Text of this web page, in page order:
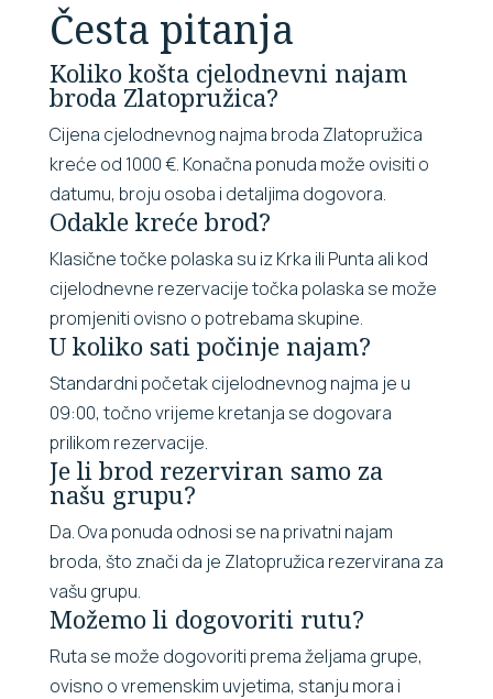
Česta pitanja
Koliko košta cjelodnevni najam
broda Zlatopružica?
Cijena cjelodnevnog najma broda Zlatopružica
kreće od 1000 €. Konačna ponuda može ovisiti o
datumu, broju osoba i detaljima dogovora.
Odakle kreće brod?
Klasične točke polaska su iz Krka ili Punta ali kod
cijelodnevne rezervacije točka polaska se može
promjeniti ovisno o potrebama skupine.
U koliko sati počinje najam?
Standardni početak cijelodnevnog najma je u
09:00, točno vrijeme kretanja se dogovara
prilikom rezervacije.
Je li brod rezerviran samo za
našu grupu?
Da. Ova ponuda odnosi se na privatni najam
broda, što znači da je Zlatopružica rezervirana za
vašu grupu.
Možemo li dogovoriti rutu?
Ruta se može dogovoriti prema željama grupe,
ovisno o vremenskim uvjetima, stanju mora i